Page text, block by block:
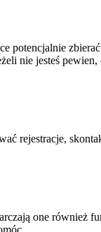
potencjalnie
nie jesteś
rejestracje,
one również